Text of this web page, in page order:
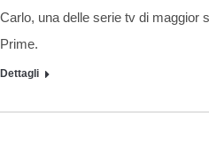
Carlo, una delle serie tv di maggior
Prime.
Dettagli